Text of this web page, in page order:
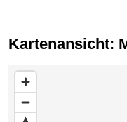
Kartenansicht:
Karte überspringen